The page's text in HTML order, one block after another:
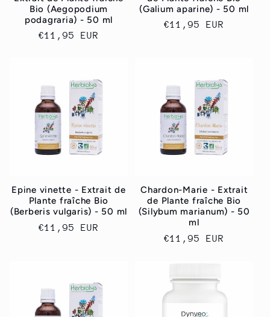
Bio (Aegopodium
podagraria) - 50 ml
Prix
€11,95 EUR
(Galium aparine) - 50 ml
Prix
€11,95 EUR
Epine vinette - Extrait de
Plante fraîche Bio
(Berberis vulgaris) - 50 ml
Prix
€11,95 EUR
Chardon-Marie - Extrait
de Plante fraîche Bio
(Silybum marianum) - 50
ml
Prix
€11,95 EUR